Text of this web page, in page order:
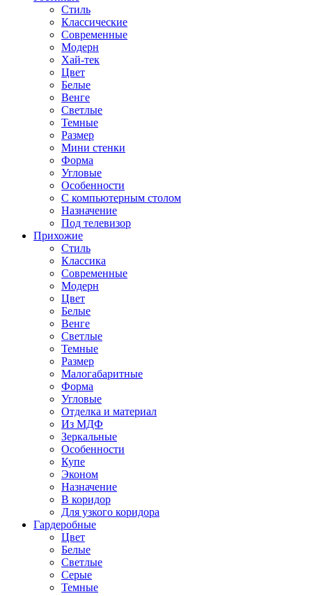
Стиль
Классические
Современные
Модерн
Хай-тек
Цвет
Белые
Венге
Светлые
Темные
Размер
Мини стенки
Форма
Угловые
Особенности
С компьютерным столом
Назначение
Под телевизор
Прихожие
Стиль
Классика
Современные
Модерн
Цвет
Белые
Венге
Светлые
Темные
Размер
Малогабаритные
Форма
Угловые
Отделка и материал
Из МДФ
Зеркальные
Особенности
Купе
Эконом
Назначение
В коридор
Для узкого коридора
Гардеробные
Цвет
Белые
Светлые
Серые
Темные